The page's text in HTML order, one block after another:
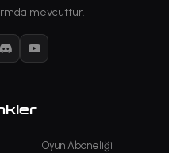
mevcuttur.
DiscordYouTube
Oyun Aboneliği